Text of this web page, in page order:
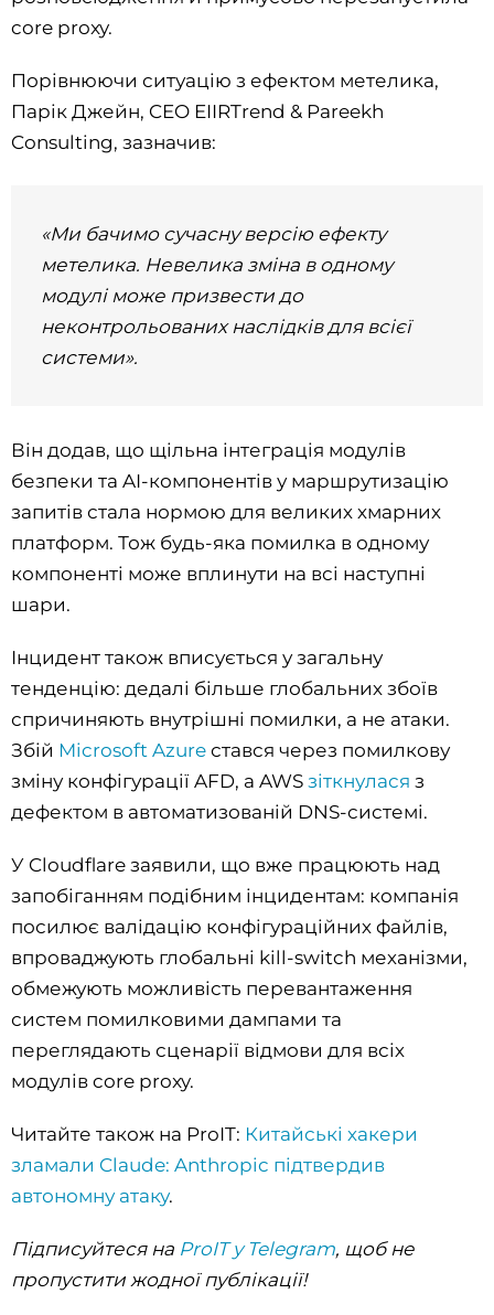
core proxy.
Порівнюючи ситуацію з ефектом метелика,
Парік Джейн, CEO EIIRTrend & Pareekh
Consulting, зазначив:
«Ми бачимо сучасну версію ефекту
метелика. Невелика зміна в одному
модулі може призвести до
неконтрольованих наслідків для всієї
системи».
Він додав, що щільна інтеграція модулів
безпеки та AI-компонентів у маршрутизацію
запитів стала нормою для великих хмарних
платформ. Тож будь-яка помилка в одному
компоненті може вплинути на всі наступні
шари.
Інцидент також вписується у загальну
тенденцію: дедалі більше глобальних збоїв
спричиняють внутрішні помилки, а не атаки.
Збій Microsoft Azure стався через помилкову
зміну конфігурації AFD, а AWS зіткнулася з
дефектом в автоматизованій DNS-системі.
У Cloudflare заявили, що вже працюють над
запобіганням подібним інцидентам: компанія
посилює валідацію конфігураційних файлів,
впроваджують глобальні kill-switch механізми,
обмежують можливість перевантаження
систем помилковими дампами та
переглядають сценарії відмови для всіх
модулів core proxy.
Читайте також на ProIT: Китайські хакери
зламали Claude: Anthropic підтвердив
автономну атаку.
Підписуйтеся на ProIT у Telegram, щоб не
пропустити жодної публікації!